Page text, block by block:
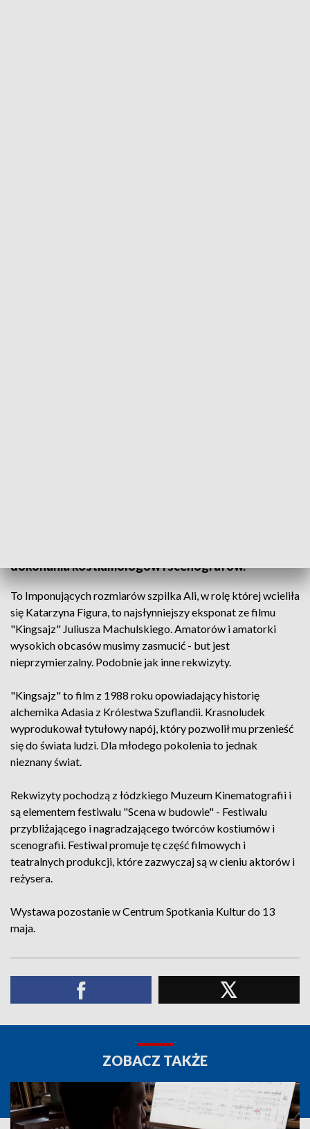
dokonania kostiumologów i scenografów.
To Imponujących rozmiarów szpilka Ali, w rolę której wcieliła
się Katarzyna Figura, to najsłynniejszy eksponat ze filmu
"Kingsajz" Juliusza Machulskiego. Amatorów i amatorki
wysokich obcasów musimy zasmucić - but jest
nieprzymierzalny. Podobnie jak inne rekwizyty.
"Kingsajz" to film z 1988 roku opowiadający historię
alchemika Adasia z Królestwa Szuflandii. Krasnoludek
wyprodukował tytułowy napój, który pozwolił mu przenieść
się do świata ludzi. Dla młodego pokolenia to jednak
nieznany świat.
Rekwizyty pochodzą z łódzkiego Muzeum Kinematografii i
są elementem festiwalu "Scena w budowie" - Festiwalu
przybliżającego i nagradzającego twórców kostiumów i
scenografii. Festiwal promuje tę część filmowych i
teatralnych produkcji, które zazwyczaj są w cieniu aktorów i
reżysera.
Wystawa pozostanie w Centrum Spotkania Kultur do 13
maja.
ZOBACZ TAKŻE